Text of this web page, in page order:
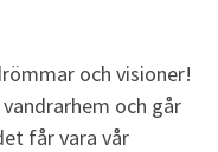
och visioner!
och går
får vara vår